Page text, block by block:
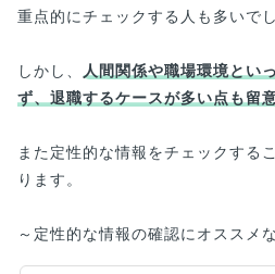
重点的にチェックする人も多いでし
しかし、
人間関係や職場環境とい
ず、退職するケースが多い点も留
また定性的な情報をチェックする
ります。
～定性的な情報の確認にオススメ